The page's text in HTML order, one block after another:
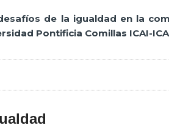
de la igualdad en la
Pontificia Comillas ICAI-